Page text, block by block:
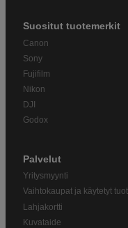
Suositut tuotemerkit
Canon
Sony
Fujifilm
Nikon
DJI
Godox
Palvelut
Yritysmyynti
Vaihtokaupat ja käytetyt
Lahjakortti
Kuvataide